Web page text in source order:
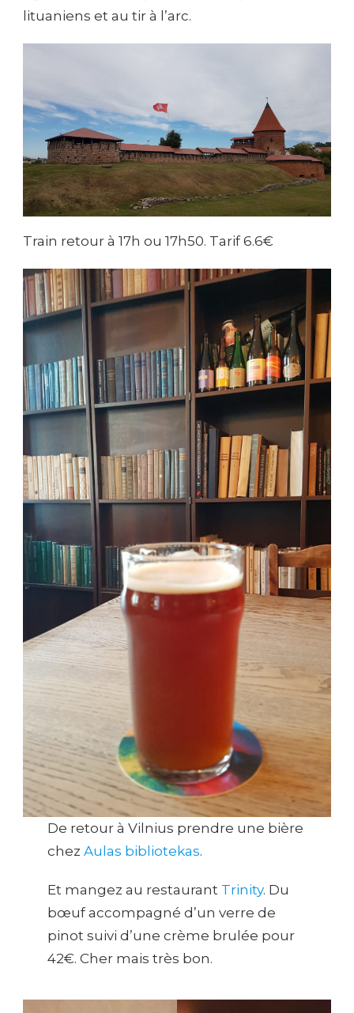
lituaniens et au tir à l’arc.
Train retour à 17h ou 17h50. Tarif 6.6€
De retour à Vilnius prendre une bière
chezAulas bibliotekas.
Et mangez au restaurant Trinity. Du
bœuf accompagné d’un verre de
pinot suivi d’une crème brulée pour
42€. Cher mais très bon.